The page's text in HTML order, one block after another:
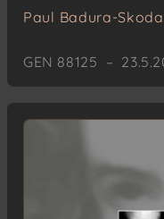
Paul Badura-Skoda
GEN 88125 –